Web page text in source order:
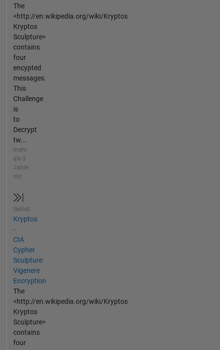
The
<http://en.wikipedia.org/wiki/Kryptos
Kryptos
Sculpture>
contains
four
encypted
messages.
This
Challenge
is
to
Decrypt
tw...
mehr
als 3
Jahre
vor
Gelöst
Kryptos
-
CIA
Cypher
Sculpture:
Vigenere
Encryption
The
<http://en.wikipedia.org/wiki/Kryptos
Kryptos
Sculpture>
contains
four